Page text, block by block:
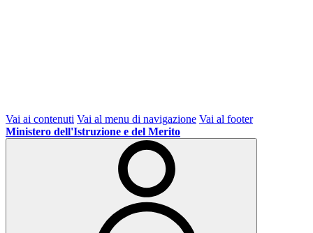
Vai ai contenuti Vai al menu di navigazione Vai al footer
Ministero dell'Istruzione e del Merito